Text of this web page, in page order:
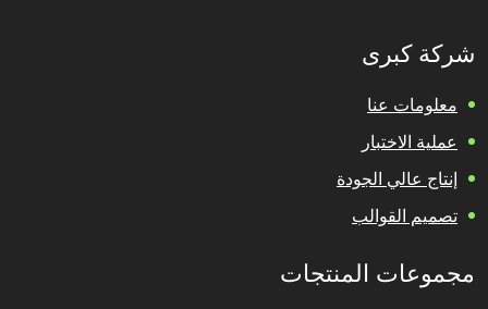
شركة كبرى
معلومات عنا
عملية الاختبار
إنتاج عالي الجودة
تصميم القوالب
مجموعات المنتجات